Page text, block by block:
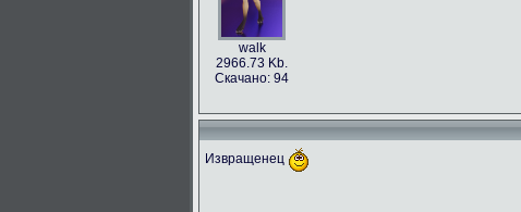
walk
2966.73 Kb.
Скачано: 94
Извращенец